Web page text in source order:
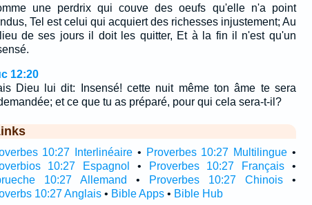
une perdrix qui couve des oeufs qu'elle n'a point
Tel est celui qui acquiert des richesses injustement; Au
de ses jours il doit les quitter, Et à la fin il n'est qu'un
12:20
Dieu lui dit: Insensé! cette nuit même ton âme te sera
et ce que tu as préparé, pour qui cela sera-t-il?
10:27 Interlinéaire • Proverbes 10:27 Multilingue •
10:27 Espagnol
• Proverbes 10:27 Français •
10:27 Allemand • Proverbes 10:27 Chinois•
10:27 Anglais• Bible Apps• Bible Hub